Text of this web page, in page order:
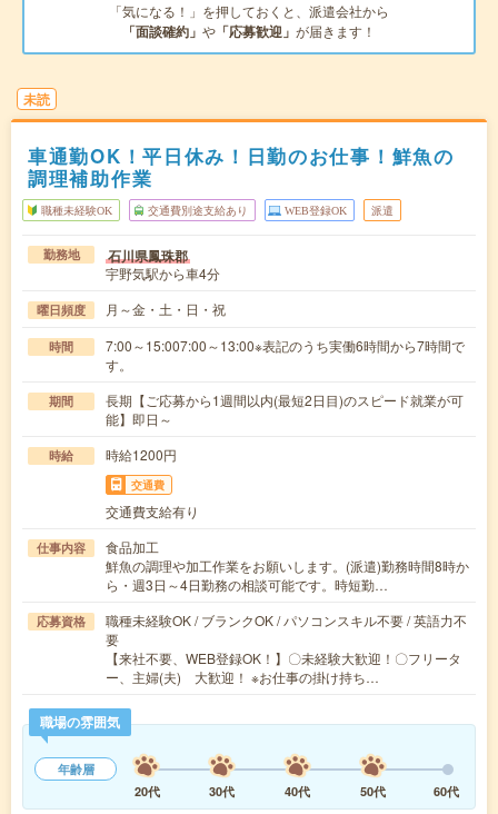
「気になる！」を押しておくと、派遣会社から
「面談確約」 や 「応募歓迎」 が届きます！
未読
車通勤OK！平日休み！日勤のお仕事！鮮魚の
調理補助作業
職種未経験OK 交通費別途支給あり WEB登録OK 派遣
勤務地 石川県鳳珠郡
宇野気駅から車4分
曜日頻度 月～金・土・日・祝
時間
7:00～15:007:00～13:00※表記のうち実働6時間から7時間で
す。
期間
長期【ご応募から1週間以内(最短2日目)のスピード就業が可
能】即日～
時給 時給1200円
交通費
交通費支給有り
仕事内容
食品加工
鮮魚の調理や加工作業をお願いします。(派遣)勤務時間8時か
ら・週3日～4日勤務の相談可能です。時短勤…
応募資格
職種未経験OK / ブランクOK / パソコンスキル不要 / 英語力不
要
【来社不要、WEB登録OK！】〇未経験大歓迎！〇フリータ
ー、主婦(夫) 大歓迎！ ※お仕事の掛け持ち…
職場の雰囲気
年齢層
20代
30代 40代 50代 60代